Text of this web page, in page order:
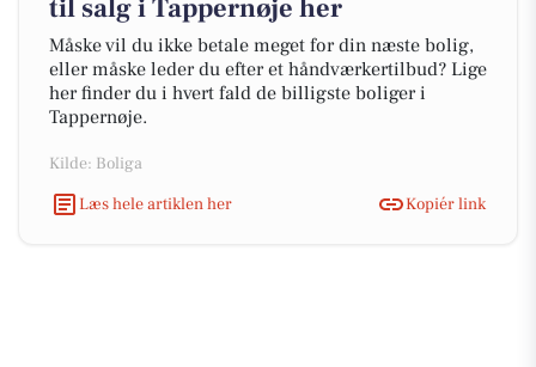
til salg i Tappernøje her
Måske vil du ikke betale meget for din næste bolig,
eller måske leder du efter et håndværkertilbud? Lige
her finder du i hvert fald de billigste boliger i
Tappernøje.
Kilde: Boliga
Læs hele artiklen her
Kopiér link